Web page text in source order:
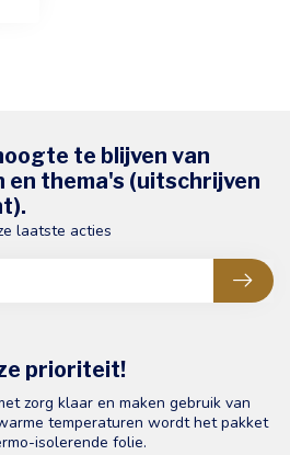
prioriteit!
zorg klaar en maken gebruik van
temperaturen wordt het pakket
isolerende folie.
te blijven van
en thema's (uitschrijven
laatste acties